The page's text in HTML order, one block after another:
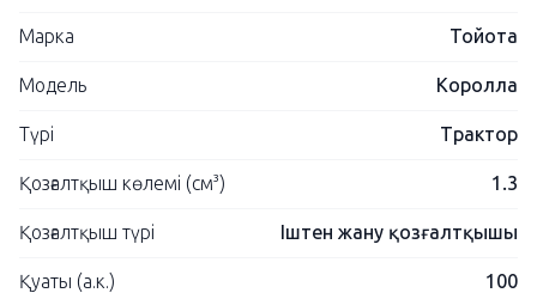
Марка Тойота
Модель Королла
Түрі Трактор
Қозғалтқыш көлемі (см³) 1.3
Қозғалтқыш түрі Іштен жану қозғалтқышы
Қуаты (а.к.) 100